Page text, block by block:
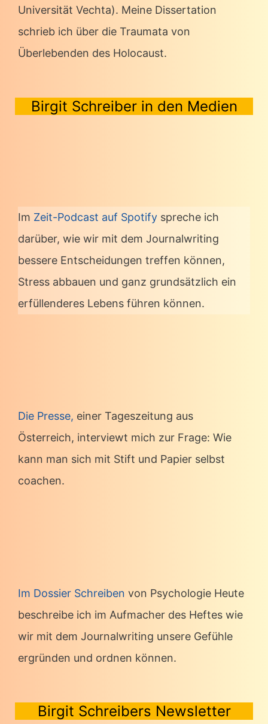
Universität Vechta). Meine Dissertation
schrieb ich über die Traumata von
Überlebenden des Holocaust.
Birgit Schreiber in den Medien
Im Zeit-Podcast auf Spotify spreche ich
darüber, wie wir mit dem Journalwriting
bessere Entscheidungen treffen können,
Stress abbauen und ganz grundsätzlich ein
erfüllenderes Lebens führen können.
Die Presse, einer Tageszeitung aus
Österreich, interviewt mich zur Frage: Wie
kann man sich mit Stift und Papier selbst
coachen.
Im Dossier Schreiben von Psychologie Heute
beschreibe ich im Aufmacher des Heftes wie
wir mit dem Journalwriting unsere Gefühle
ergründen und ordnen können.
Birgit Schreibers Newsletter